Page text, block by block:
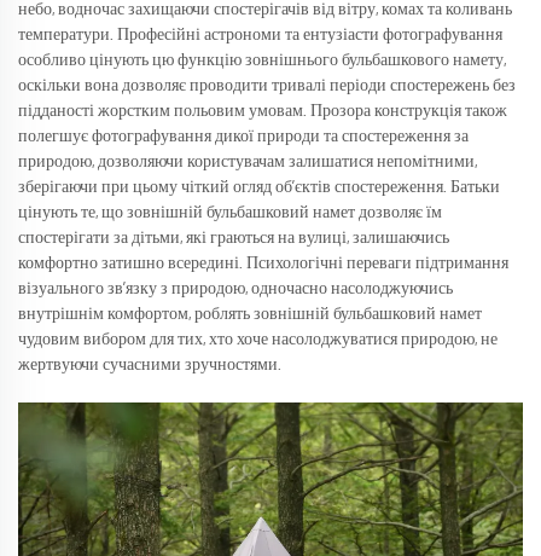
небо, водночас захищаючи спостерігачів від вітру, комах та коливань
температури. Професійні астрономи та ентузіасти фотографування
особливо цінують цю функцію зовнішнього бульбашкового намету,
оскільки вона дозволяє проводити тривалі періоди спостережень без
підданості жорстким польовим умовам. Прозора конструкція також
полегшує фотографування дикої природи та спостереження за
природою, дозволяючи користувачам залишатися непомітними,
зберігаючи при цьому чіткий огляд об’єктів спостереження. Батьки
цінують те, що зовнішній бульбашковий намет дозволяє їм
спостерігати за дітьми, які граються на вулиці, залишаючись
комфортно затишно всередині. Психологічні переваги підтримання
візуального зв’язку з природою, одночасно насолоджуючись
внутрішнім комфортом, роблять зовнішній бульбашковий намет
чудовим вибором для тих, хто хоче насолоджуватися природою, не
жертвуючи сучасними зручностями.